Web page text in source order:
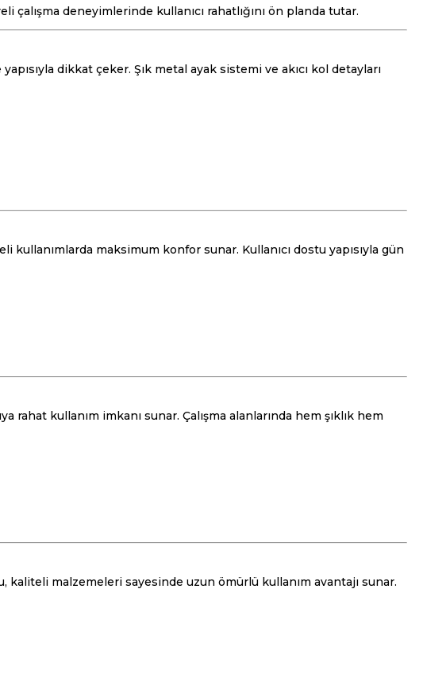
deneyimlerinde kullanıcı rahatlığını ön planda tutar.
dikkat çeker. Şık metal ayak sistemi ve akıcı kol detayları
maksimum konfor sunar. Kullanıcı dostu yapısıyla gün
kullanım imkanı sunar. Çalışma alanlarında hem şıklık hem
malzemeleri sayesinde uzun ömürlü kullanım avantajı sunar.